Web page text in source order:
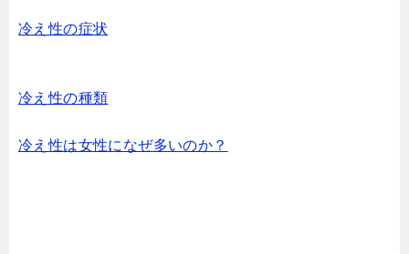
冷え性の症状
冷え性の種類
冷え性は女性になぜ多いのか？